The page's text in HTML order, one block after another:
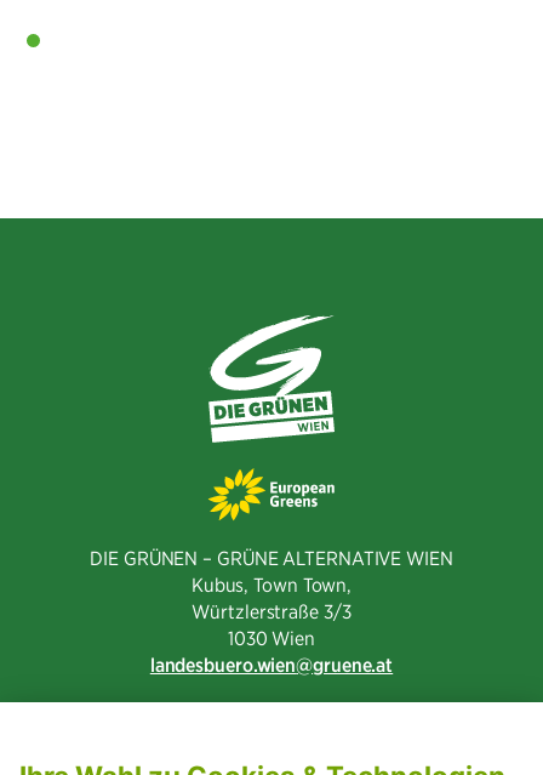
DIE GRÜNEN – GRÜNE ALTERNATIVE WIEN
Kubus, Town Town,
Würtzlerstraße 3/3​
1030 Wien
landesbuero.wien
gruene.at